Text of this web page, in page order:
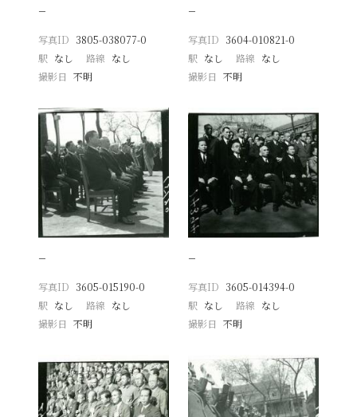
−
写真ID 3805-038077-0
駅 なし 路線 なし
撮影日
不明
−
写真ID 3604-010821-0
駅 なし 路線 なし
撮影日 不明
−
写真ID 3605-015190-0
駅 なし 路線 なし
撮影日
不明
−
写真ID 3605-014394-0
駅 なし 路線 なし
撮影日 不明